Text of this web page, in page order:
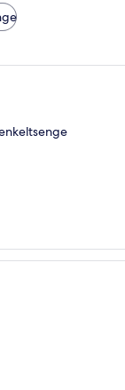
Minibar,